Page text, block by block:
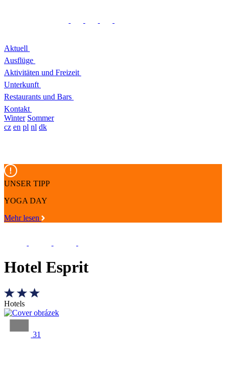
Aktuell
Ausflüge
Aktivitäten und Freizeit
Unterkunft
Restaurants und Bars
Kontakt
Winter Sommer
cz en pl nl dk
UNSER TIPP
YOGA DAY
Mehr lesen
Hotel Esprit
Hotels
31